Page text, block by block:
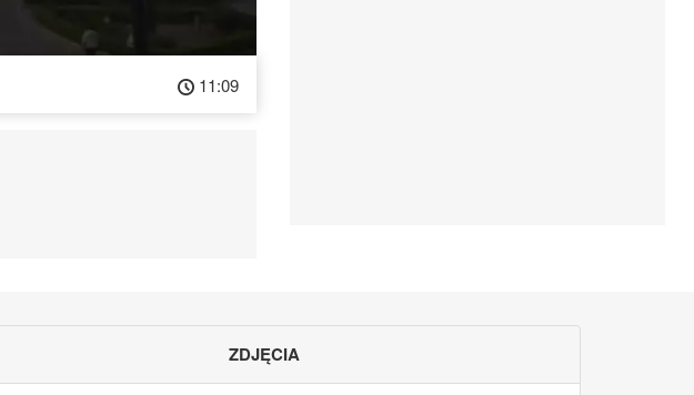
11:09
ZDJĘCIA